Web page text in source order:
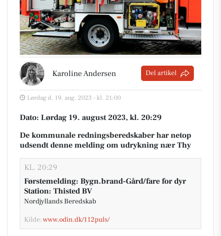
Karoline Andersen Del artikel
Lørdag d. 19. aug. 2023 - kl. 21:00
Dato: Lørdag 19. august 2023, kl. 20:29
De kommunale redningsberedskaber har netop
udsendt denne melding om udrykning nær Thy
KL. 20:29
Førstemelding: Bygn.brand-Gård/fare for dyr
Station: Thisted BV
Nordjyllands Beredskab
Kilde:www.odin.dk/112puls/